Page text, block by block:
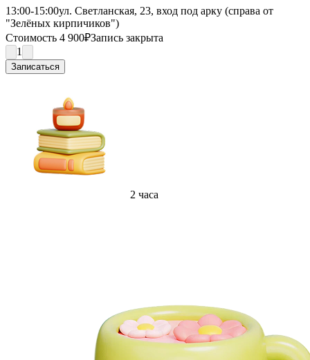
13:00-15:00ул. Светланская, 23, вход под арку (справа от
"Зелёных кирпичиков")
Стоимость 4 900₽Запись закрыта
1
Записаться
2 часа